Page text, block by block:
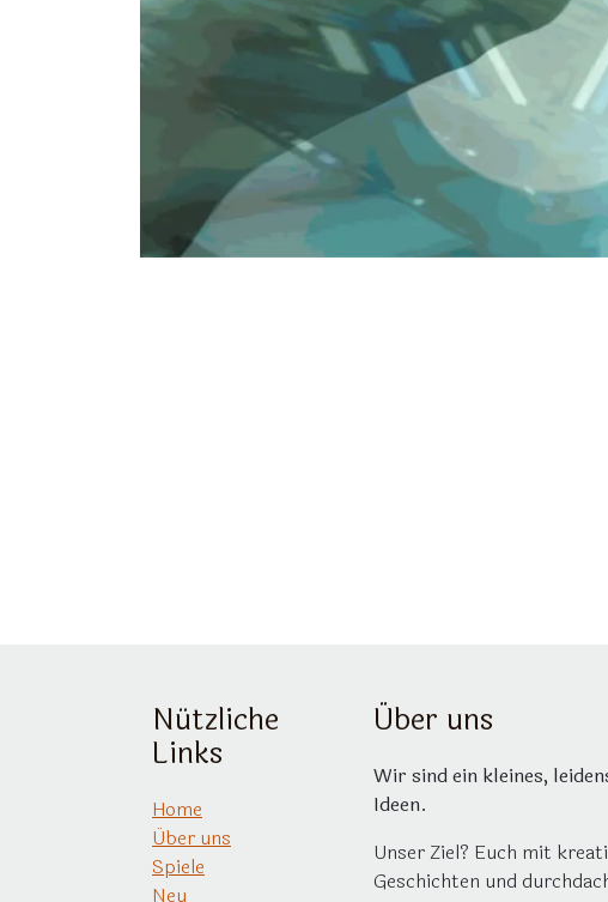
Nützliche
Links
Home
Über uns
Spiele
Neu
Über uns
Wir sind ein kleines,
Ideen.
Unser Ziel? Euch mit
Geschichten und